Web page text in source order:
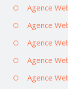
Agence
Agence
Agence
Agence
Agence